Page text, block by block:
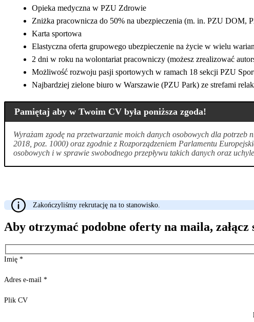
Opieka medyczna w PZU Zdrowie
Zniżka pracownicza do 50% na ubezpieczenia (m. in. PZU DOM,
Karta sportowa
Elastyczna oferta grupowego ubezpieczenie na życie w wielu
2 dni w roku na wolontariat pracowniczy (możesz zrealizować
Możliwość rozwoju pasji sportowych w ramach 18 sekcji PZU
Najbardziej zielone biuro w Warszawie (PZU Park) ze strefami
Pamiętaj aby w Twoim CV była poniższa zgoda!
Wyrażam zgodę na przetwarzanie moich danych osobowych dla
2018, poz. 1000) oraz zgodnie z Rozporządzeniem Parlamentu
osobowych i w sprawie swobodnego przepływu takich danych oraz
Zakończyliśmy rekrutację na to stanowisko.
Aby otrzymać podobne oferty na maila, załącz
Imię *
Adres e-mail *
Plik CV